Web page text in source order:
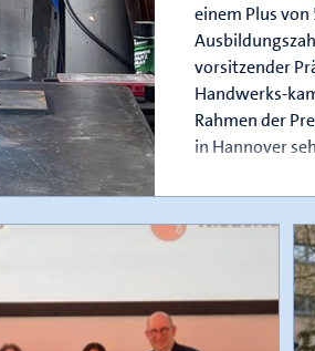
einem Plus
vorsitzender
Handwerks-
Rahmen der
in Hannover
neuen